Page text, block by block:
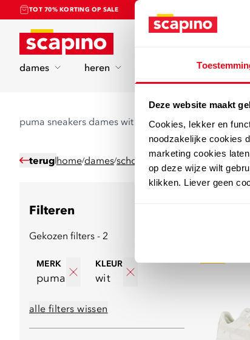
Deze website maakt
Cookies, lekker en
noodzakelijke cookies
marketing cookies
op deze wijze wilt
klikken. Liever geen
TOT 70% KORTING OP SALE
Home
dames heren sport
puma sneakers dames wit
terug home/dames/schoenen sneakers
Filteren
Gekozen filters - 2
MERK
puma
KLEUR
wit
alle filters wissen